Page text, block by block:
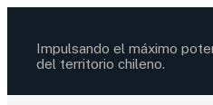
Impulsando el máximo
del territorio chileno.